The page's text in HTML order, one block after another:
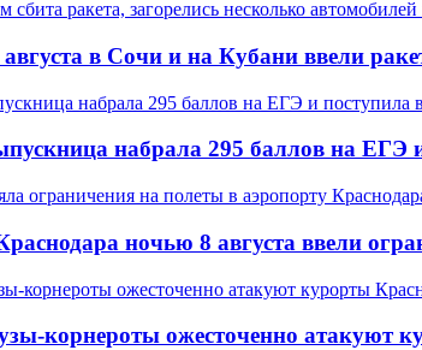
в Сочи и на Кубани ввели
набрала 295 баллов на ЕГЭ
ночью 8 августа ввели
корнероты ожесточенно атакуют